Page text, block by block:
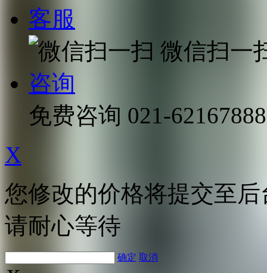
客服
微信扫一
咨询
免费咨询 021-62167888
X
您修改的价格将提交至
请耐心等待
确定 取消